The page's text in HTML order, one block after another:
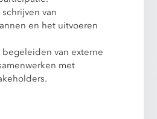
van
en het uitvoeren
begeleiden van externe
met